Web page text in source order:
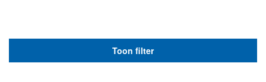
Toon filter